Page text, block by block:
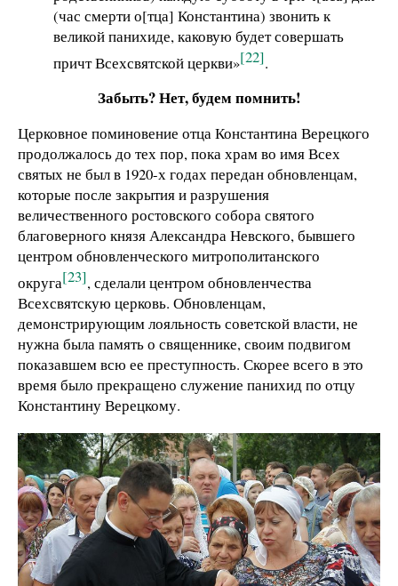
(час смерти о[тца] Константина) звонить к
великой панихиде, каковую будет совершать
причт Всехсвятской церкви»[22].
Забыть? Нет, будем помнить!
Церковное поминовение отца Константина Верецкого
продолжалось до тех пор, пока храм во имя Всех
святых не был в 1920-х годах передан обновленцам,
которые после закрытия и разрушения
величественного ростовского собора святого
благоверного князя Александра Невского, бывшего
центром обновленческого митрополитанского
округа[23], сделали центром обновленчества
Всехсвятскую церковь. Обновленцам,
демонстрирующим лояльность советской власти, не
нужна была память о священнике, своим подвигом
показавшем всю ее преступность. Скорее всего в это
время было прекращено служение панихид по отцу
Константину Верецкому.